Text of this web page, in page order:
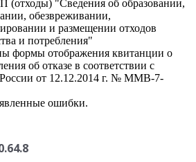
(отходы) "Сведения об образовании,
обезвреживании,
и размещении отходов
и потребления"
формы отображения квитанции о
об отказе в соответствии с
от 12.12.2014 г. № ММВ-7-
ошибки.